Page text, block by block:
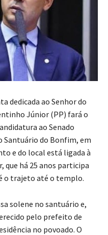
dedicada ao Senhor do
Júnior (PP) fará o
ao Senado
Santuário do Bonfim, em
e do local está ligada à
há 25 anos participa
o trajeto até o templo.
solene no santuário e,
pelo prefeito de
no povoado. O